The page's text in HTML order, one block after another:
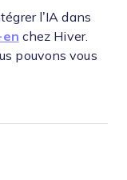
l’IA dans
chez Hiver.
pouvons vous